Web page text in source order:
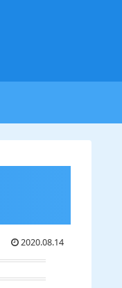
2020.08.14